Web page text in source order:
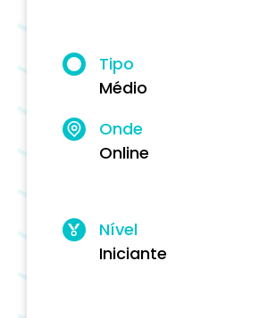
Tipo
Médio
Onde
Online
Nível
Iniciante